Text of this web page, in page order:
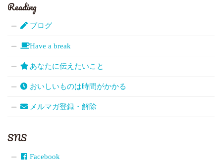
Reading
ブログ
Have a break
あなたに伝えたいこと
おいしいものは時間がかかる
メルマガ登録・解除
SNS
Facebook